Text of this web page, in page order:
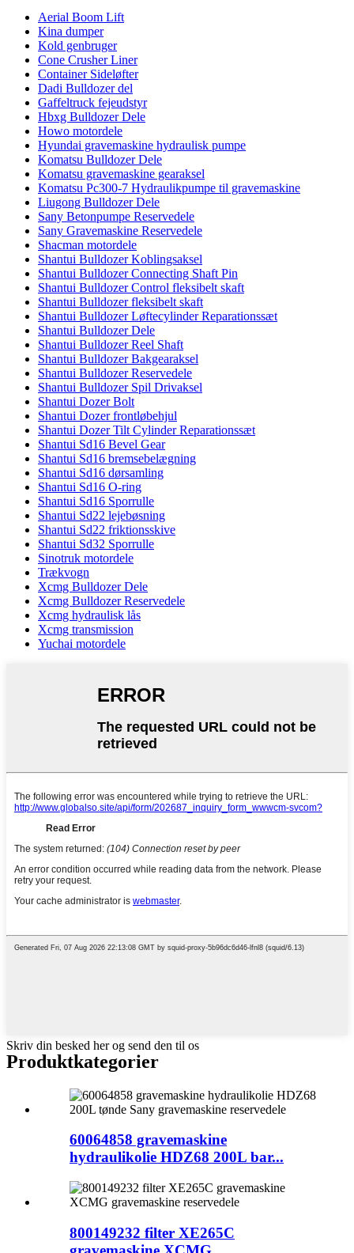
Aerial Boom Lift
Kina dumper
Kold genbruger
Cone Crusher Liner
Container Sideløfter
Dadi Bulldozer del
Gaffeltruck fejeudstyr
Hbxg Bulldozer Dele
Howo motordele
Hyundai gravemaskine hydraulisk pumpe
Komatsu Bulldozer Dele
Komatsu gravemaskine gearaksel
Komatsu Pc300-7 Hydraulikpumpe til gravemaskine
Liugong Bulldozer Dele
Sany Betonpumpe Reservedele
Sany Gravemaskine Reservedele
Shacman motordele
Shantui Bulldozer Koblingsaksel
Shantui Bulldozer Connecting Shaft Pin
Shantui Bulldozer Control fleksibelt skaft
Shantui Bulldozer fleksibelt skaft
Shantui Bulldozer Løftecylinder Reparationssæt
Shantui Bulldozer Dele
Shantui Bulldozer Reel Shaft
Shantui Bulldozer Bakgearaksel
Shantui Bulldozer Reservedele
Shantui Bulldozer Spil Drivaksel
Shantui Dozer Bolt
Shantui Dozer frontløbehjul
Shantui Dozer Tilt Cylinder Reparationssæt
Shantui Sd16 Bevel Gear
Shantui Sd16 bremsebelægning
Shantui Sd16 dørsamling
Shantui Sd16 O-ring
Shantui Sd16 Sporrulle
Shantui Sd22 lejebøsning
Shantui Sd22 friktionsskive
Shantui Sd32 Sporrulle
Sinotruk motordele
Trækvogn
Xcmg Bulldozer Dele
Xcmg Bulldozer Reservedele
Xcmg hydraulisk lås
Xcmg transmission
Yuchai motordele
Skriv din besked her og send den til os
Produktkategorier
60064858 gravemaskine
hydraulikolie HDZ68 200L bar...
800149232 filter XE265C